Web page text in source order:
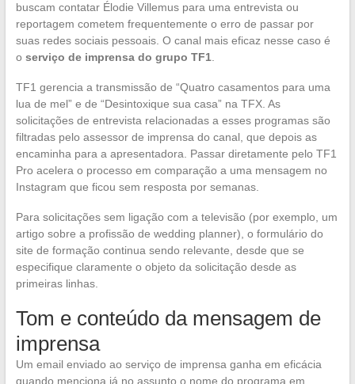
buscam contatar Élodie Villemus para uma entrevista ou
reportagem cometem frequentemente o erro de passar por
suas redes sociais pessoais. O canal mais eficaz nesse caso é
o serviço de imprensa do grupo TF1
TF1 gerencia a transmissão de “Quatro casamentos para uma
lua de mel” e de “Desintoxique sua casa” na TFX. As
solicitações de entrevista relacionadas a esses programas são
filtradas pelo assessor de imprensa do canal, que depois as
encaminha para a apresentadora. Passar diretamente pelo TF1
Pro acelera o processo em comparação a uma mensagem no
Instagram que ficou sem resposta por semanas.
Para solicitações sem ligação com a televisão (por exemplo, um
artigo sobre a profissão de wedding planner), o formulário do
site de formação continua sendo relevante, desde que se
especifique claramente o objeto da solicitação desde as
primeiras linhas.
Tom e conteúdo da mensagem de
imprensa
Um email enviado ao serviço de imprensa ganha em eficácia
quando menciona já no assunto o nome do programa em